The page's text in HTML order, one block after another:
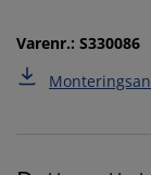
Varenr.: S330086